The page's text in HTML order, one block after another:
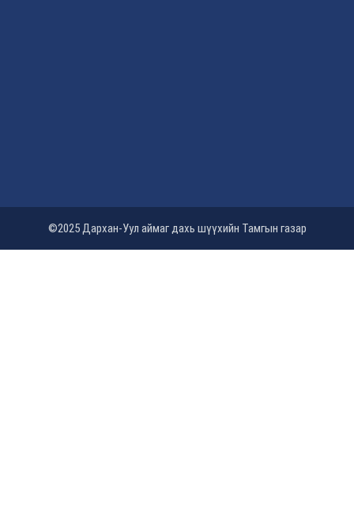
©2025 Дархан-Уул аймаг дахь шүүхийн Тамгын газар